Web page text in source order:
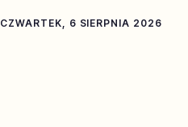
CZWARTEK, 6 SIERPNIA 2026